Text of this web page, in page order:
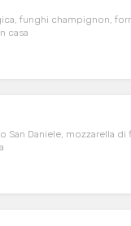
funghi champignon,
casa
San Daniele, mozzarella di